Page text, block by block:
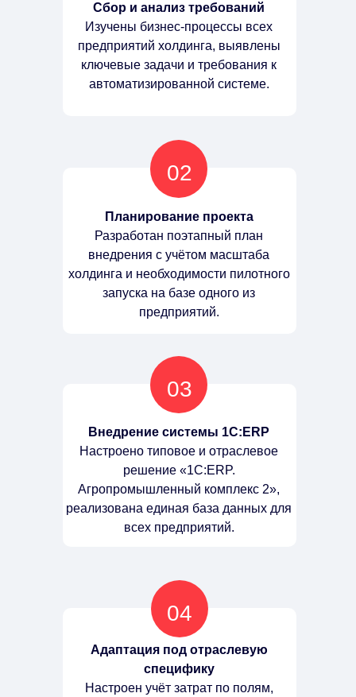
Внедрение системы 1С:ERP
Настроено типовое и отраслевое
решение «1С:ERP.
Агропромышленный комплекс 2»,
реализована единая база данных для
всех предприятий.
03
Сбор и анализ требований
Изучены бизнес-процессы всех
предприятий холдинга, выявлены
ключевые задачи и требования к
автоматизированной системе.
Планирование проекта
Разработан поэтапный план
внедрения с учётом масштаба
холдинга и необходимости пилотного
запуска на базе одного из
предприятий.
02
04
Адаптация под отраслевую
специфику
Настроен учёт затрат по полям,